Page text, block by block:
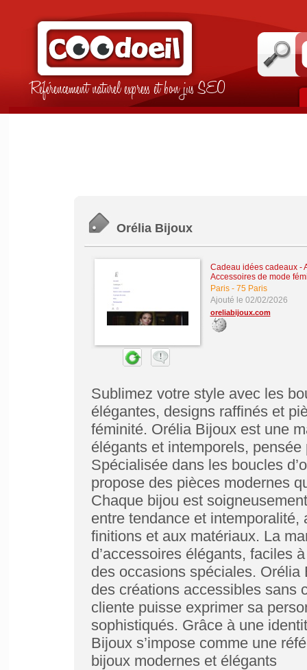
Référencement naturel express et bon jus SEO
Orélia Bijoux
Cadeau idées cadeaux-
Accessoires de mode
Paris- 75 Paris
Ajouté le 02/02/2026
oreliabijoux.com
Sublimez votre style avec les
élégantes, designs raffinés et
féminité. Orélia Bijoux est une
élégants et intemporels,
Spécialisée dans les boucles
propose des pièces modernes
Chaque bijou est
entre tendance et
finitions et aux matériaux. La
d’accessoires élégants, faciles
des occasions spéciales. Orélia
des créations accessibles sans
cliente puisse exprimer sa
sophistiqués. Grâce à une
Bijoux s’impose comme une
bijoux modernes et élégants